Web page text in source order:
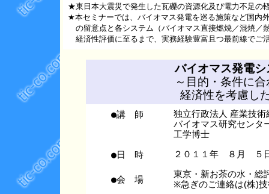
★東日本大震災で発生した瓦礫の資源化及び電力不足の
★本セミナーでは、バイオマス発電を巡る施策など国内
の留意点と各システム（バイオマス直接燃焼／混焼／
経済性評価に至るまで、実務経験豊富且つ最前線でご
バイオマス発電
～目的・条件に
経済性を考慮し
●講 師
独立行政法人 産業技術
バイオマス研究セン
工学博士
●日 時 ２０１１年 ８月 ５
●会 場
東京・新お茶の水・
※急ぎのご連絡は(株)